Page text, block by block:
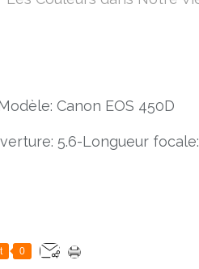
Canon EOS 450D
5.6-Longueur
0